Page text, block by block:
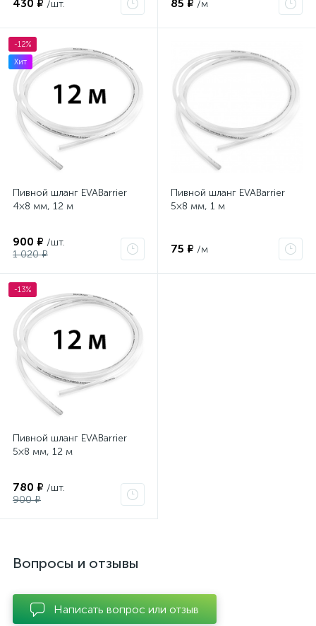
430 ₽ /шт. 85 ₽ /м
-12%
Хит
Пивной шланг EVABarrier
4×8 мм, 12 м
900 ₽ /шт.
1 020 ₽
Пивной шланг EVABarrier
5×8 мм, 1 м
75 ₽ /м
-13%
Пивной шланг EVABarrier
5×8 мм, 12 м
780 ₽ /шт.
900 ₽
Вопросы и отзывы
Написать вопрос или отзыв